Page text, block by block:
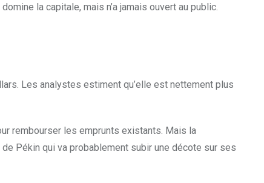
la capitale, mais n’a jamais ouvert au public.
Les analystes estiment qu’elle est nettement plus
rembourser les emprunts existants. Mais la
Pékin qui va probablement subir une décote sur ses